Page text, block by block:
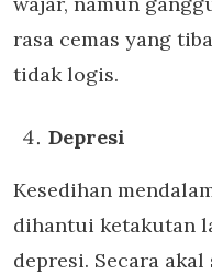
rasa cemas yang
tidak logis.
Depresi
Kesedihan
dihantui ketakutan
depresi. Secara